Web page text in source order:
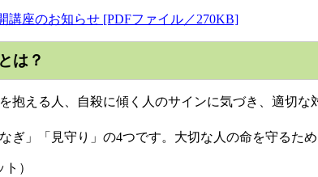
座のお知らせ [PDFファイル／270KB]
は？
える人、自殺に傾く人のサインに気づき、適切
ぎ」「見守り」の4つです。大切な人の命を守る
）